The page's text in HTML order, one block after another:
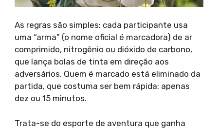
As regras são simples: cada participante usa
uma “arma” (o nome oficial é marcadora) de ar
comprimido, nitrogênio ou dióxido de carbono,
que lança bolas de tinta em direção aos
adversários. Quem é marcado está eliminado da
partida, que costuma ser bem rápida: apenas
dez ou 15 minutos.
Trata-se do esporte de aventura que ganha